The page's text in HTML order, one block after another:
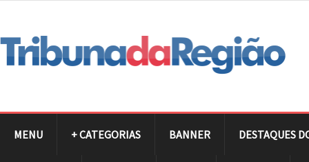
MENU + CATEGORIAS BANNER DESTAQUES